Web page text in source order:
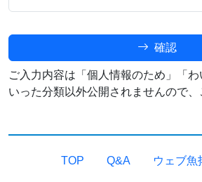
確認
ご入力内容は「個人情報のため」「
いった分類以外公開されませんので、
TOP Q&A ウェブ魚